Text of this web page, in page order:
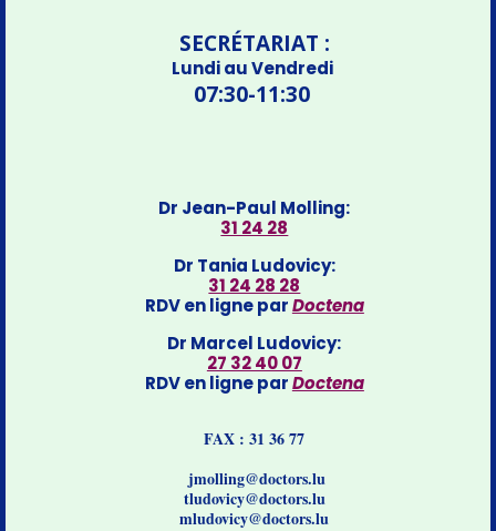
SECRÉTARIAT :
Lundi au Vendredi
07:30-11:30
Dr Jean-Paul Molling:
31 24 28
Dr Tania Ludovicy:
31 24 28 28
RDV en ligne parDoctena
Dr Marcel Ludovicy:
27 32 40 07
RDV en ligne parDoctena
FAX : 31 36 77
jmolling@doctors.lu
tludovicy@doctors.lu
mludovicy@doctors.lu